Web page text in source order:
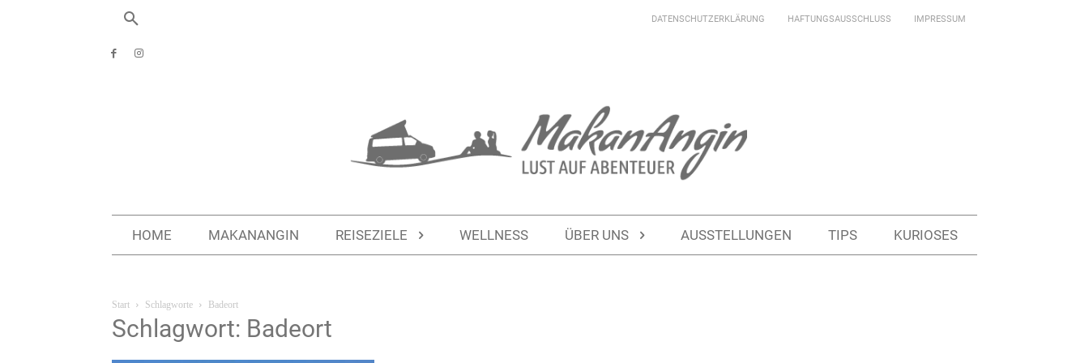
DATENSCHUTZERKLÄRUNG HAFTUNGSAUSSCHLUSS IMPRESSUM
HOME MAKANANGIN REISEZIELE WELLNESS ÜBER UNS AUSSTELLUNGEN TIPS KURIOSES
Start Schlagworte Badeort
Schlagwort: Badeort